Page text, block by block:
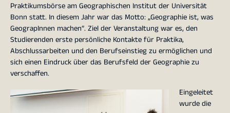
Praktikumsbörse am Geographischen Institut der Universität
Bonn statt. In diesem Jahr war das Motto: „Geographie ist, was
GeograpInnen machen“. Ziel der Veranstaltung war es, den
Studierenden erste persönliche Kontakte für Praktika,
Abschlussarbeiten und den Berufseinstieg zu ermöglichen und
sich einen Eindruck über das Berufsfeld der Geographie zu
verschaffen.
Eingeleitet
wurde die